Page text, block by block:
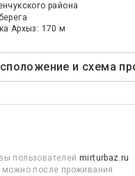
района
Архыз: 170 м
и схема
пользователейmirturbaz.ru
можно после проживания